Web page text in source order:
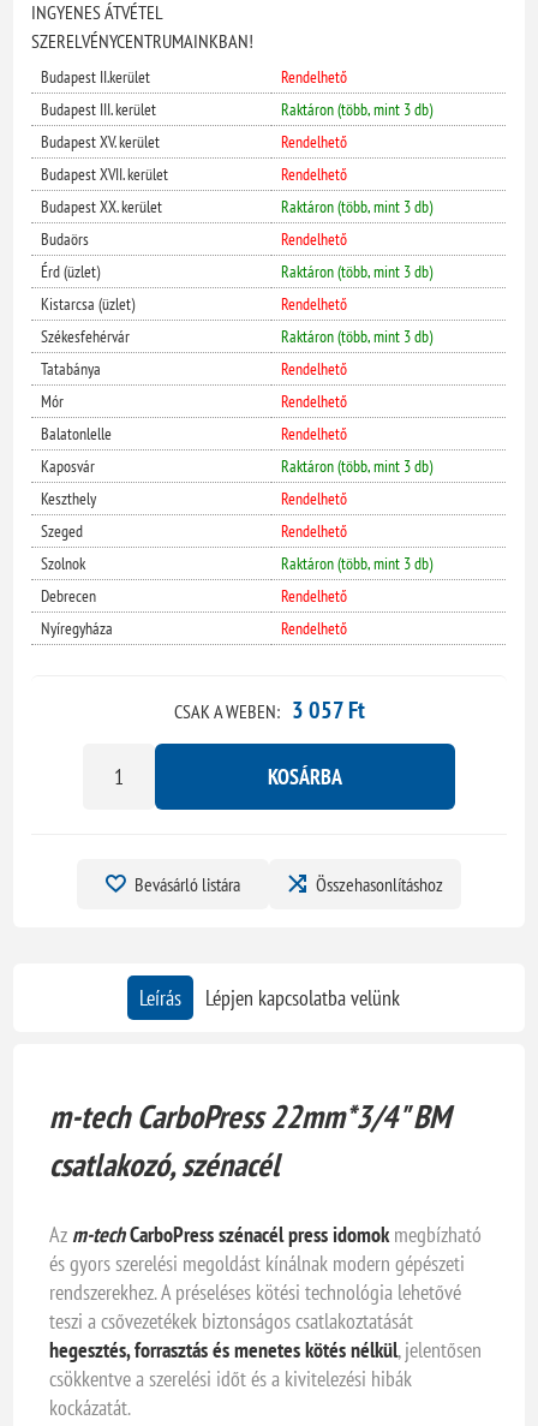
INGYENES ÁTVÉTEL
SZERELVÉNYCENTRUMAINKBAN!
Budapest II.kerület
Rendelhető
Budapest III. kerület
Raktáron (több, mint 3 db)
Budapest XV. kerület
Rendelhető
Budapest XVII. kerület
Rendelhető
Budapest XX. kerület
Raktáron (több, mint 3 db)
Budaörs
Rendelhető
Érd (üzlet)
Raktáron (több, mint 3 db)
Kistarcsa (üzlet)
Rendelhető
Székesfehérvár
Raktáron (több, mint 3 db)
Tatabánya
Rendelhető
Mór
Rendelhető
Balatonlelle
Rendelhető
Kaposvár
Raktáron (több, mint 3 db)
Keszthely
Rendelhető
Szeged
Rendelhető
Szolnok
Raktáron (több, mint 3 db)
Debrecen
Rendelhető
Nyíregyháza
Rendelhető
CSAK A WEBEN: 3 057 Ft
KOSÁRBA
Bevásárló listára Összehasonlításhoz
Leírás Lépjen kapcsolatba velünk
m-tech CarboPress 22mm*3/4" BM
csatlakozó, szénacél
Az m-techCarboPress szénacél press idomokmegbízható
és gyors szerelési megoldást kínálnak modern gépészeti
rendszerekhez. A préseléses kötési technológia lehetővé
teszi a csővezetékek biztonságos csatlakoztatását
hegesztés, forrasztás és menetes kötés nélkül, jelentősen
csökkentve a szerelési időt és a kivitelezési hibák
kockázatát.